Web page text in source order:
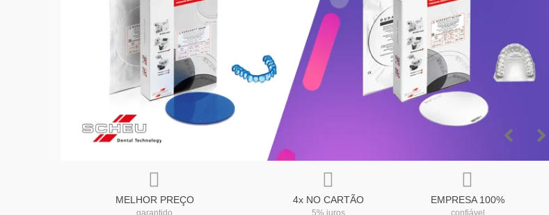
MELHOR PREÇO
garantido
4x NO CARTÃO
5% juros
EMPRESA 100%
confiável